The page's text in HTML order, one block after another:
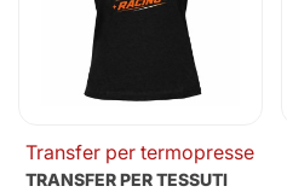
Transfer per termopresse
TRANSFER PER TESSUTI